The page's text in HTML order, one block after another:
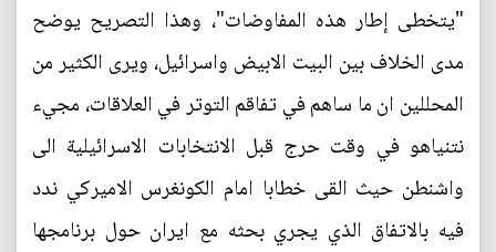
"يتخطى إطار هذه المفاوضات"، وهذا التصريح يوضح
مدى الخلاف بين البيت الابيض واسرائيل، ويرى الكثير من
المحللين ان ما ساهم في تفاقم التوتر في العلاقات، مجيء
نتنياهو في وقت حرج قبل الانتخابات الاسرائيلية الى
واشنطن حيث القى خطابا امام الكونغرس الاميركي ندد
فيه بالاتفاق الذي يجري بحثه مع ايران حول برنامجها